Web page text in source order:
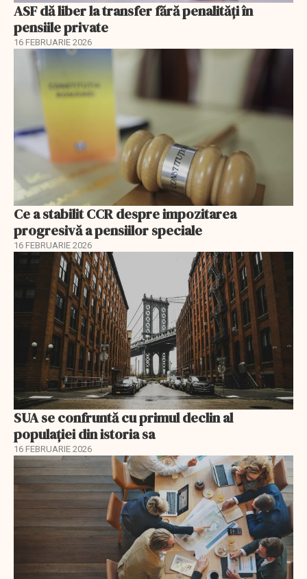
ASF dă liber la transfer fără penalități în
pensiile private
16 FEBRUARIE 2026
Ce a stabilit CCR despre impozitarea
progresivă a pensiilor speciale
16 FEBRUARIE 2026
SUA se confruntă cu primul declin al
populației din istoria sa
16 FEBRUARIE 2026